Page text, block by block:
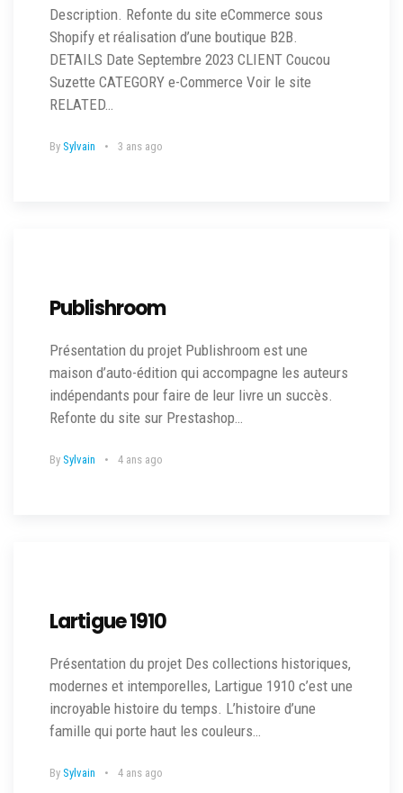
Description. Refonte du site eCommerce sous
Shopify et réalisation d’une boutique B2B.
DETAILS Date Septembre 2023 CLIENT Coucou
Suzette CATEGORY e-Commerce Voir le site
RELATED…
By Sylvain 3 ans ago
Publishroom
Présentation du projet Publishroom est une
maison d’auto-édition qui accompagne les auteurs
indépendants pour faire de leur livre un succès.
Refonte du site sur Prestashop…
By Sylvain 4 ans ago
Lartigue 1910
Présentation du projet Des collections historiques,
modernes et intemporelles, Lartigue 1910 c’est une
incroyable histoire du temps. L’histoire d’une
famille qui porte haut les couleurs…
By Sylvain 4 ans ago